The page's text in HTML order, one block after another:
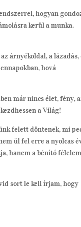
hogyan
kerül a munka.
árnyékoldal, a lázadás,
hová
már nincs élet, fény,
a Világ!
felett döntenek, mi
ül fel erre a nyolcas
hanem a bénító
sort le kell írjam, hogy